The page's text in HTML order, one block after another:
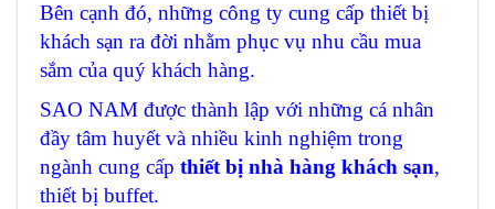
Bên cạnh đó, những công ty cung cấp thiết bị
khách sạn ra đời nhằm phục vụ nhu cầu mua
sắm của quý khách hàng.
SAO NAM được thành lập với những cá nhân
đầy tâm huyết và nhiều kinh nghiệm trong
ngành cung cấp thiết bị nhà hàng khách sạn,
thiết bị buffet.